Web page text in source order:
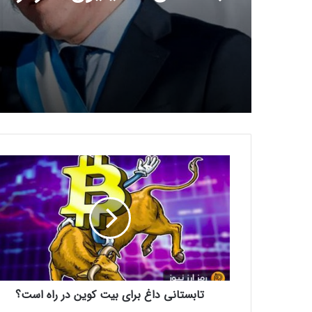
خواهد کرد!
ت
ا
ب
ت
ا
ن
ی
د
تابستانی داغ برای بیت کوین در راه است؟